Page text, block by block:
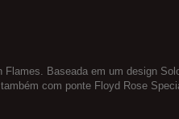
Baseada em um design
com ponte Floyd Rose